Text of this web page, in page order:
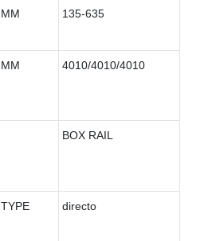
MM 135-635
MM 4010/4010/4010
BOX RAIL
TYPE directo